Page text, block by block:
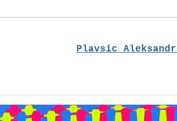
Plavsic